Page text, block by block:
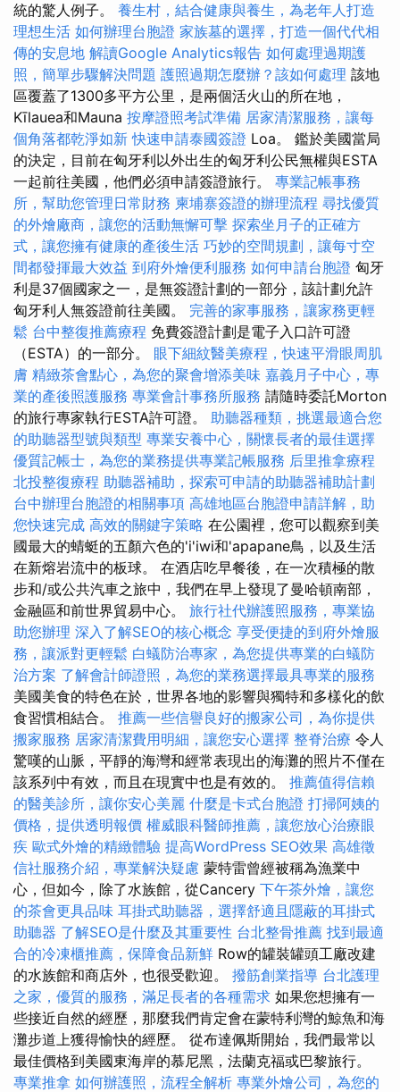
統的驚人例子。 養生村，結合健康與養生，為老年人打造
理想生活 如何辦理台胞證 家族墓的選擇，打造一個代代相
傳的安息地 解讀Google Analytics報告 如何處理過期護
照，簡單步驟解決問題 護照過期怎麼辦？該如何處理 該地
區覆蓋了1300多平方公里，是兩個活火山的所在地，
Kīlauea和Mauna 按摩證照考試準備 居家清潔服務，讓每
個角落都乾淨如新 快速申請泰國簽證 Loa。 鑑於美國當局
的決定，目前在匈牙利以外出生的匈牙利公民無權與ESTA
一起前往美國，他們必須申請簽證旅行。 專業記帳事務
所，幫助您管理日常財務 柬埔寨簽證的辦理流程 尋找優質
的外燴廠商，讓您的活動無懈可擊 探索坐月子的正確方
式，讓您擁有健康的產後生活 巧妙的空間規劃，讓每寸空
間都發揮最大效益 到府外燴便利服務 如何申請台胞證 匈牙
利是37個國家之一，是無簽證計劃的一部分，該計劃允許
匈牙利人無簽證前往美國。 完善的家事服務，讓家務更輕
鬆 台中整復推薦療程 免費簽證計劃是電子入口許可證
（ESTA）的一部分。 眼下細紋醫美療程，快速平滑眼周肌
膚 精緻茶會點心，為您的聚會增添美味 嘉義月子中心，專
業的產後照護服務 專業會計事務所服務 請隨時委託Morton
的旅行專家執行ESTA許可證。 助聽器種類，挑選最適合您
的助聽器型號與類型 專業安養中心，關懷長者的最佳選擇
優質記帳士，為您的業務提供專業記帳服務 后里推拿療程
北投整復療程 助聽器補助，探索可申請的助聽器補助計劃
台中辦理台胞證的相關事項 高雄地區台胞證申請詳解，助
您快速完成 高效的關鍵字策略 在公園裡，您可以觀察到美
國最大的蜻蜓的五顏六色的'i'iwi和'apapane鳥，以及生活
在新熔岩流中的板球。 在酒店吃早餐後，在一次積極的散
步和/或公共汽車之旅中，我們在早上發現了曼哈頓南部，
金融區和前世界貿易中心。 旅行社代辦護照服務，專業協
助您辦理 深入了解SEO的核心概念 享受便捷的到府外燴服
務，讓派對更輕鬆 白蟻防治專家，為您提供專業的白蟻防
治方案 了解會計師證照，為您的業務選擇最具專業的服務
美國美食的特色在於，世界各地的影響與獨特和多樣化的飲
食習慣相結合。 推薦一些信譽良好的搬家公司，為你提供
搬家服務 居家清潔費用明細，讓您安心選擇 整脊治療 令人
驚嘆的山脈，平靜的海灣和經常表現出的海灘的照片不僅在
該系列中有效，而且在現實中也是有效的。 推薦值得信賴
的醫美診所，讓你安心美麗 什麼是卡式台胞證 打掃阿姨的
價格，提供透明報價 權威眼科醫師推薦，讓您放心治療眼
疾 歐式外燴的精緻體驗 提高WordPress SEO效果 高雄徵
信社服務介紹，專業解決疑慮 蒙特雷曾經被稱為漁業中
心，但如今，除了水族館，從Cancery 下午茶外燴，讓您
的茶會更具品味 耳掛式助聽器，選擇舒適且隱蔽的耳掛式
助聽器 了解SEO是什麼及其重要性 台北整骨推薦 找到最適
合的冷凍櫃推薦，保障食品新鮮 Row的罐裝罐頭工廠改建
的水族館和商店外，也很受歡迎。 撥筋創業指導 台北護理
之家，優質的服務，滿足長者的各種需求 如果您想擁有一
些接近自然的經歷，那麼我們肯定會在蒙特利灣的鯨魚和海
灘步道上獲得愉快的經歷。 從布達佩斯開始，我們最常以
最佳價格到美國東海岸的慕尼黑，法蘭克福或巴黎旅行。
專業推拿 如何辦護照，流程全解析 專業外燴公司，為您的